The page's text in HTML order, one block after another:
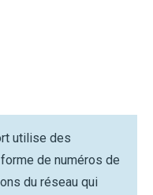
utilise des
de numéros de
du réseau qui